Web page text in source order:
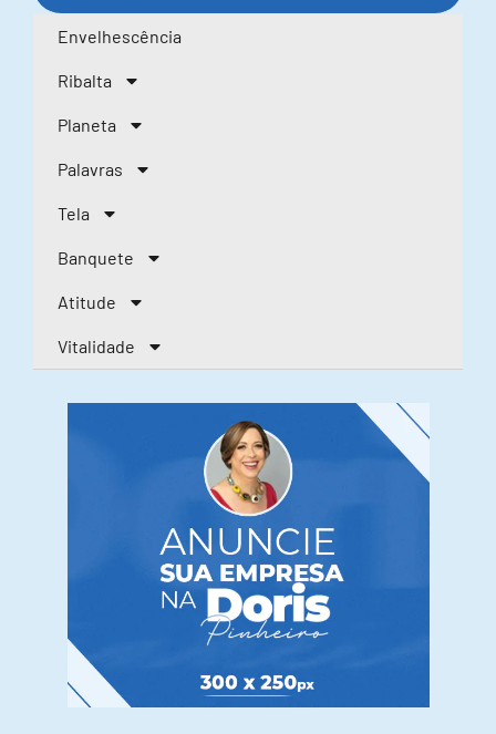
Envelhescência
Ribalta
Planeta
Palavras
Tela
Banquete
Atitude
Vitalidade